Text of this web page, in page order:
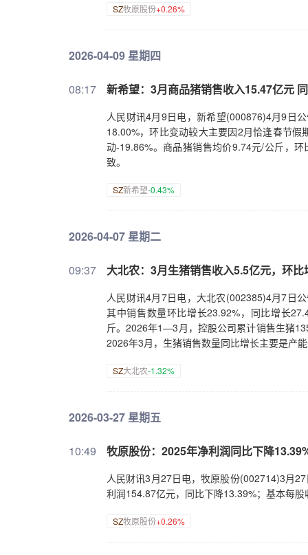
SZ牧原股份+0.26%
2026-04-09 星期四
08:17 新希望：3月商品猪销售收入15.47亿元
人民财讯4月9日电，新希望(000876)4月9日
18.00%，环比变动较大主要因2月恰逢春节
动-19.86%。商品猪销售均价9.74元/公斤，
致。
SZ新希望-0.43%
2026-04-07 星期二
09:37 大北农：3月生猪销售收入5.5亿元，环比
人民财讯4月7日电，大北农(002385)4月7日
其中销售数量环比增长23.92%，同比增长
斤。2026年1—3月，控股公司累计销售生猪
2026年3月，生猪销售数量同比增长主要是产
SZ大北农-1.32%
2026-03-27 星期五
10:49 牧原股份：2025年净利润同比下降
人民财讯3月27日电，牧原股份(002714)3月
利润154.87亿元，同比下降13.39%；基本每
SZ牧原股份+0.26%